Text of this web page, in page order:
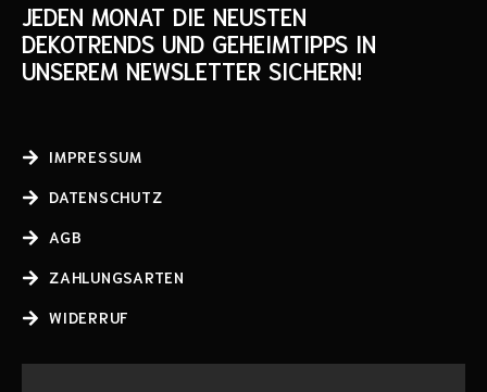
JEDEN MONAT DIE NEUSTEN
DEKOTRENDS UND GEHEIMTIPPS IN
UNSEREM NEWSLETTER SICHERN!
IMPRESSUM
DATENSCHUTZ
AGB
ZAHLUNGSARTEN
WIDERRUF